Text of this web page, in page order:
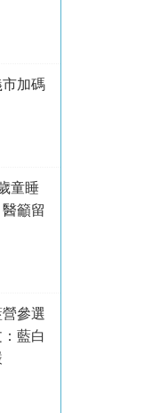
加碼
童睡
籲留
參選
藍白